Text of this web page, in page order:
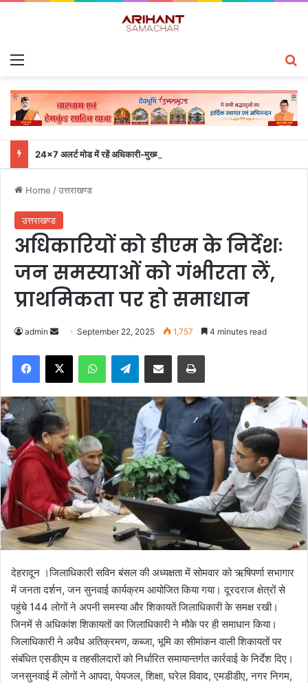
Home /उत्तराखण्ड
उत्तराखण्ड
अधिकारियों को डीएम के निर्देशः
जन समस्याओं को गंभीरता लें,
प्राथमिकता पर हो समाधान
admin
n
d
a
n
e
m
a
September 22, 2025 1,757 4 minutes read
Telegram
देहरादून ।जिलाधिकारी सविन बंसल की अध्यक्षता में सोमवार को ऋषिपर्णा सभागार
में जनता दर्शन, जन सुनवाई कार्यक्रम आयोजित किया गया। दूरदराज क्षेत्रों से
पहुंचे 144 लोगों ने अपनी समस्या और शिकायतें जिलाधिकारी के समक्ष रखी।
जिनमें से अधिकांश शिकायतों का जिलाधिकारी ने मौके पर ही समाधान किया।
जिलाधिकारी ने अवैध अतिक्रमण, कब्जा, भूमि का सीमांकन वाली शिकायतों पर
संबंधित एसडीएम व तहसीलदारों को निर्धारित समायान्तर्गत कार्रवाई के निर्देश दिए।
जनसुनवाई में लोगों ने आपदा, पेयजल, शिक्षा, घरेल विवाद, एमडीडीए, नगर निगम,